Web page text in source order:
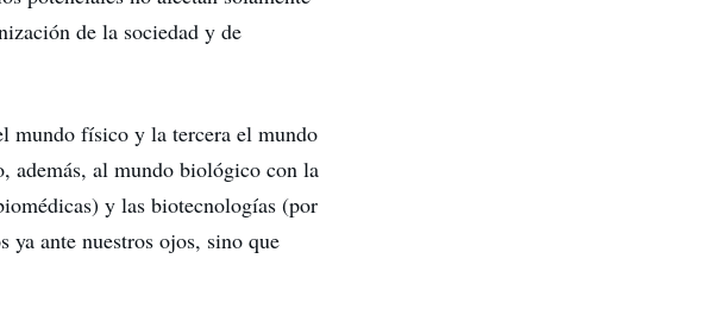
de la sociedad y de
mundo físico y la tercera el mundo
además, al mundo biológico con la
y las biotecnologías (por
ante nuestros ojos, sino que